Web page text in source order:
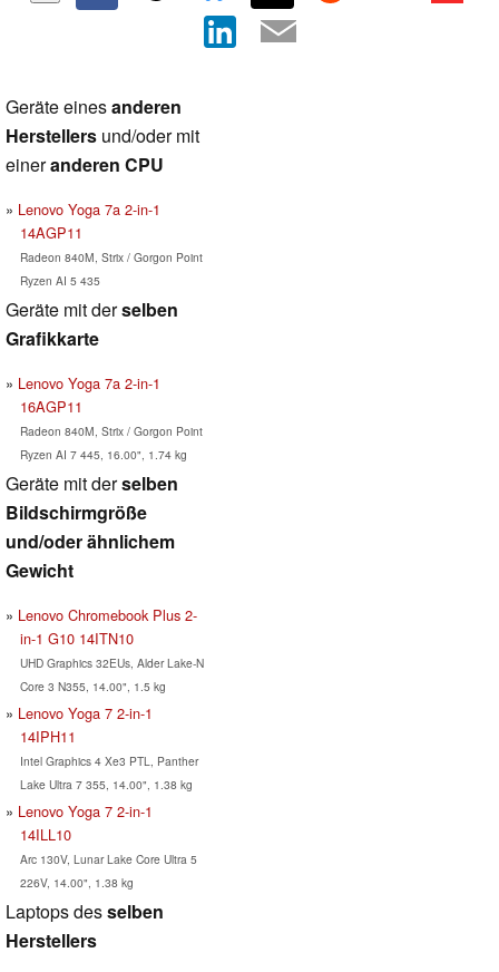
Geräte einesanderen
Herstellers und/oder mit
eineranderen CPU
Lenovo Yoga 7a 2-in-1
14AGP11
Radeon 840M, Strix / Gorgon Point
Ryzen AI 5 435
Geräte mit derselben
Grafikkarte
Lenovo Yoga 7a 2-in-1
16AGP11
Radeon 840M, Strix / Gorgon Point
Ryzen AI 7 445, 16.00", 1.74 kg
Geräte mit derselben
Bildschirmgröße
und/oder ähnlichem
Gewicht
Lenovo Chromebook Plus 2-
in-1 G10 14ITN10
UHD Graphics 32EUs, Alder Lake-N
Core 3 N355, 14.00", 1.5 kg
Lenovo Yoga 7 2-in-1
14IPH11
Intel Graphics 4 Xe3 PTL, Panther
Lake Ultra 7 355, 14.00", 1.38 kg
Lenovo Yoga 7 2-in-1
14ILL10
Arc 130V, Lunar Lake Core Ultra 5
226V, 14.00", 1.38 kg
Laptops desselben
Herstellers